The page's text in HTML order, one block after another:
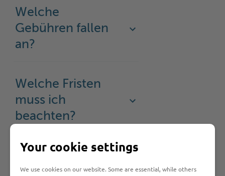
Welche
Gebühren fallen
an?
Welche Fristen
muss ich
beachten?
Your cookie settings
We use cookies on our website. Some are essential, while others